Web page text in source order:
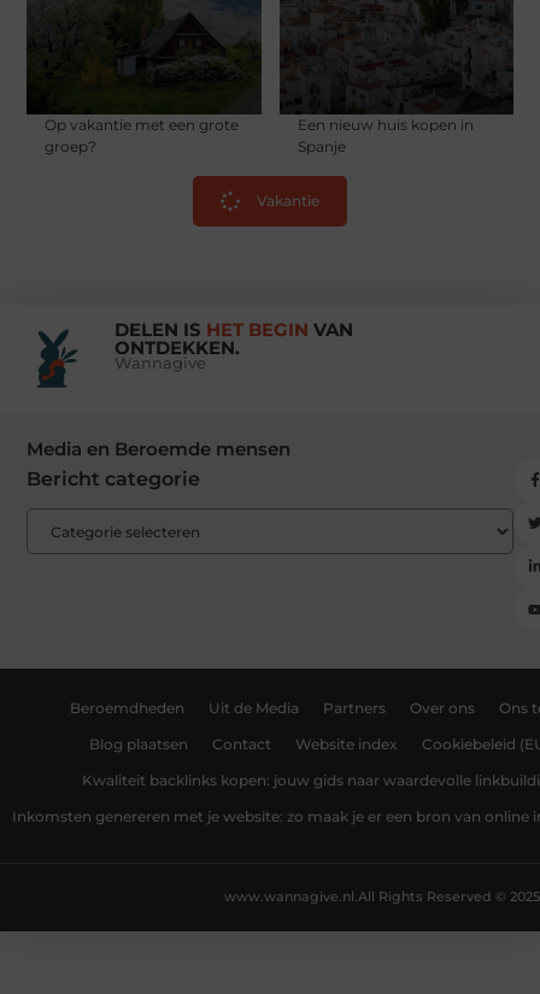
Op vakantie met een grote
groep?
Een nieuw huis kopen in
Spanje
Vakantie
DELEN IS HET BEGIN VAN
ONTDEKKEN.
Wannagive
Media en Beroemde mensen
Bericht categorie
Beroemdheden Uit de Media Partners Over ons Ons
Blog plaatsen Contact Website index Cookiebeleid
Kwaliteit backlinks kopen: jouw gids naar waardevolle
Inkomsten genereren met je website: zo maak je er een bron van online
All Rights Reserved © 2025
www.wannagive.nl.